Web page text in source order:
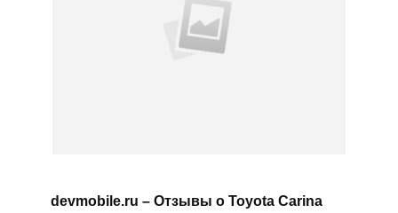
devmobile.ru – Отзывы о Toyota Carina